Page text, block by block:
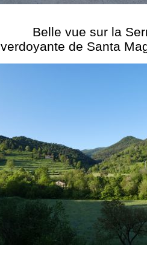
Belle vue sur la
verdoyante de Santa